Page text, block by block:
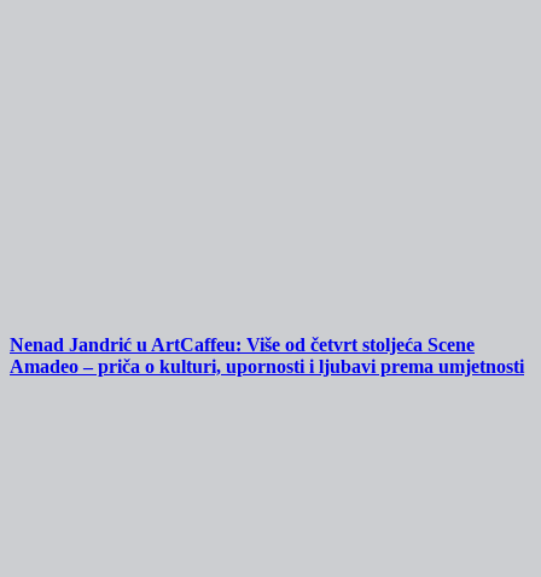
Nenad Jandrić u ArtCaffeu: Više od četvrt stoljeća Scene
Amadeo – priča o kulturi, upornosti i ljubavi prema umjetnosti